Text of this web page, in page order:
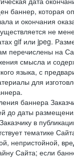
баннер, которая
и окончания
не
gif или jpeg.
перечислены на
смысла и
языка, с
для
баннера
до даты
в
тематике
непристойной,
Сайта; если